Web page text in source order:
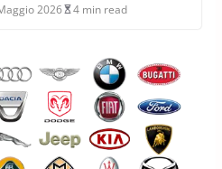
2026 4 min read